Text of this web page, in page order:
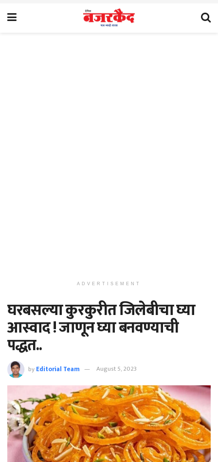
ADVERTISEMENT
घरबसल्या कुरकुरीत जिलेबीचा घ्या
आस्वाद ! जाणून घ्या बनवण्याची
पद्धत..
byEditorial Team August 5, 2023